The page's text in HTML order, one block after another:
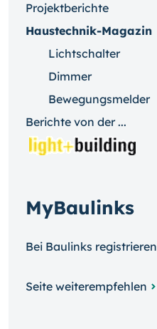
Projektberichte
Haustechnik-Magazin
Lichtschalter
Dimmer
Bewegungsmelder
Berichte von der ...
MyBaulinks
Bei Baulinks registrieren
Seite weiterempfehlen